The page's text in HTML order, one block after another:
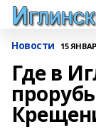
Новости 15
Где в